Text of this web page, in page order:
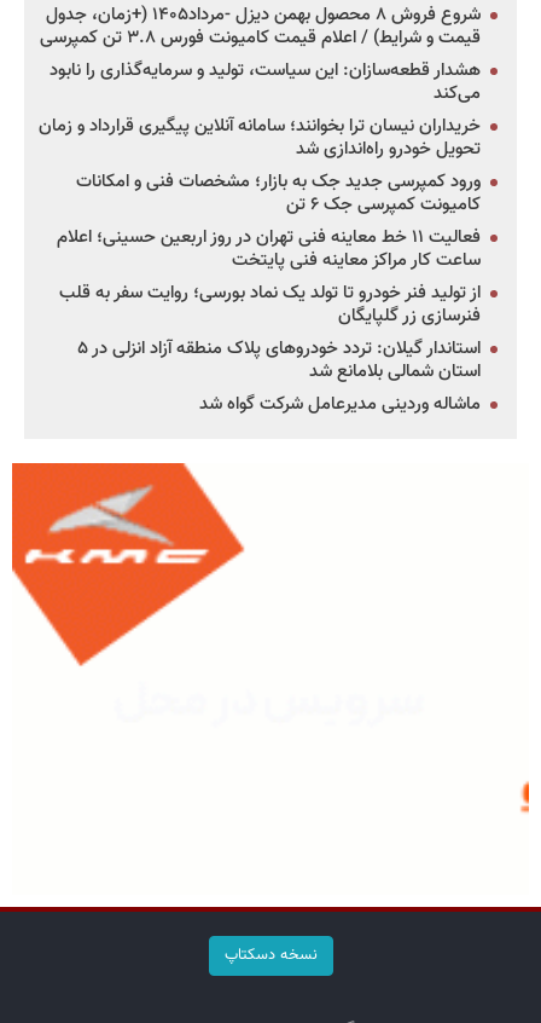
شروع فروش ۸ محصول بهمن دیزل -مرداد۱۴۰۵ (+زمان، جدول
قیمت و شرایط) / اعلام قیمت کامیونت فورس ۳.۸ تن کمپرسی
هشدار قطعه‌سازان: این سیاست، تولید و سرمایه‌گذاری را نابود
می‌کند
خریداران نیسان ترا بخوانند؛ سامانه آنلاین پیگیری قرارداد و زمان
تحویل خودرو راه‌اندازی شد
ورود کمپرسی جدید جک به بازار؛ مشخصات فنی و امکانات
کامیونت کمپرسی جک ۶ تن
فعالیت ۱۱ خط معاینه فنی تهران در روز اربعین حسینی؛ اعلام
ساعت کار مراکز معاینه فنی پایتخت
از تولید فنر خودرو تا تولد یک نماد بورسی؛ روایت سفر به قلب
فنرسازی زر گلپایگان
استاندار گیلان: تردد خودروهای پلاک منطقه آزاد انزلی در ۵
استان شمالی بلامانع شد
ماشاله وردینی مدیرعامل شرکت گواه شد
نسخه دسکتاپ